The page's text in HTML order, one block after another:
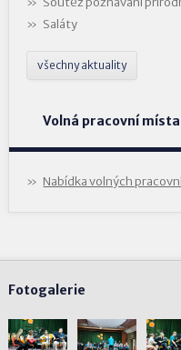
Saláty
všechny aktuality
Volná pracovní místa
Nabídka volných
Fotogalerie